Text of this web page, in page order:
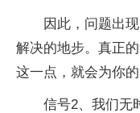
因此，问题出
解决的地步。真正
这一点，就会为你
信号2、我们无